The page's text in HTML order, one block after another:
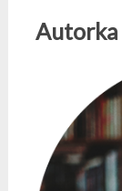
Autorka